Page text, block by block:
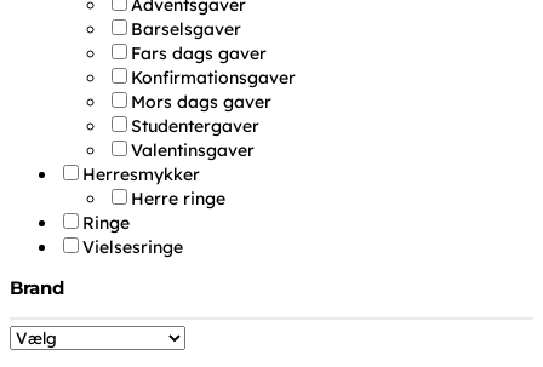
Adventsgaver
Barselsgaver
Fars dags gaver
Konfirmationsgaver
Mors dags gaver
Studentergaver
Valentinsgaver
Herresmykker
Herre ringe
Ringe
Vielsesringe
Brand